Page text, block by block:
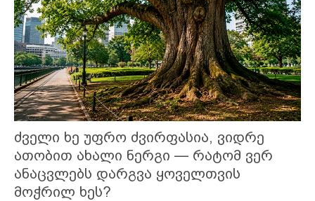
ძველი ხე უფრო ძვირფასია, ვიდრე
ათობით ახალი ნერგი — რატომ ვერ
ანაცვლებს დარგვა ყოველთვის
მოჭრილ ხეს?